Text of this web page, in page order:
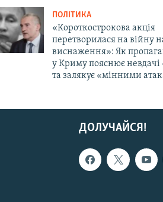
ПОЛІТИКА
«Короткострокова акція
перетворилася на війну
виснаження»: Як
у Криму пояснює
та залякує «мінними
ДОЛУЧАЙСЯ!